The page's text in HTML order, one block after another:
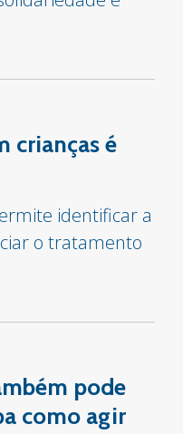
crianças é
identificar a
o tratamento
pode
como agir